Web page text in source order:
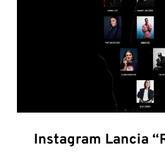
Instagram Lancia